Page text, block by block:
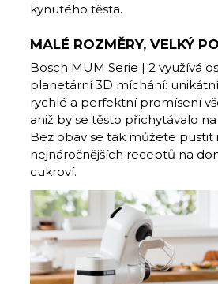
kynutého těsta.
MALÉ ROZMĚRY, VELKÝ
Bosch MUM Serie | 2 využívá
planetární 3D míchání:
rychlé a perfektní promísení
aniž by se těsto přichytávalo
Bez obav se tak můžete pustit
nejnáročnějších receptů na
cukroví.